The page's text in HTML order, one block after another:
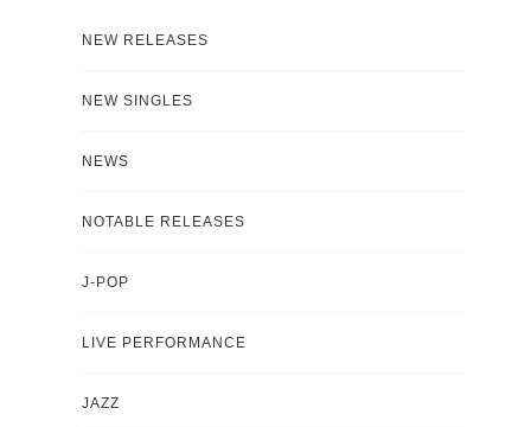
NEW RELEASES
NEW SINGLES
NEWS
NOTABLE RELEASES
J-POP
LIVE PERFORMANCE
JAZZ